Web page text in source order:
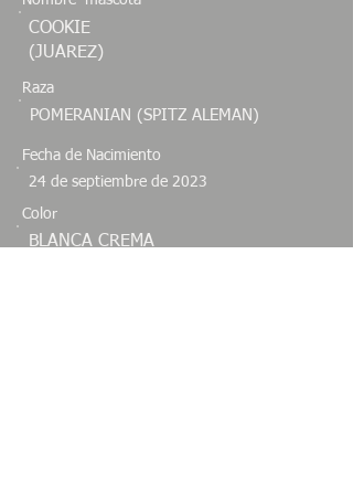
COOKIE
(JUAREZ)
Raza
POMERANIAN (SPITZ ALEMAN)
Fecha de Nacimiento
24 de septiembre de 2023
Color
BLANCA CREMA